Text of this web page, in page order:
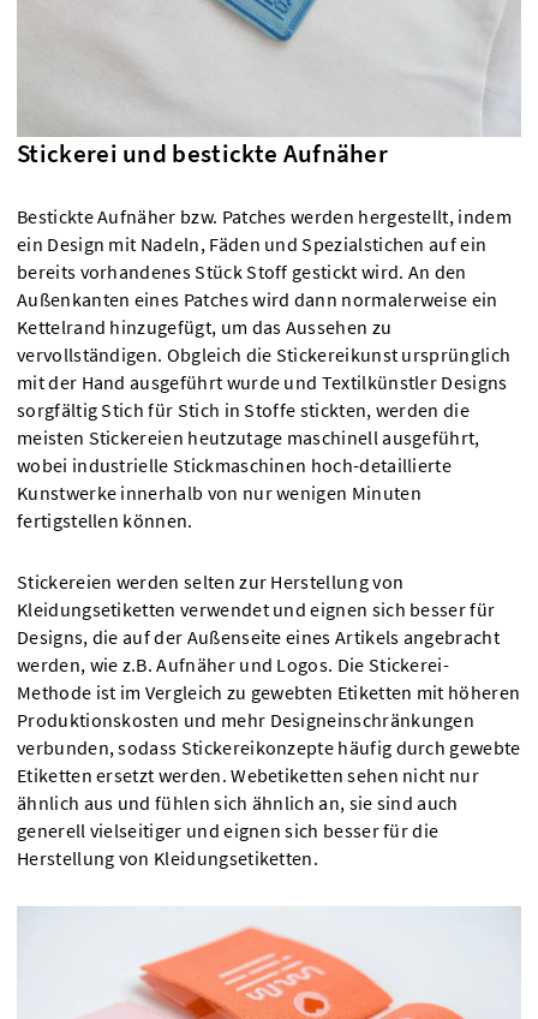
Stickerei und bestickte Aufnäher
Bestickte Aufnäher bzw. Patches werden hergestellt, indem
ein Design mit Nadeln, Fäden und Spezialstichen auf ein
bereits vorhandenes Stück Stoff gestickt wird. An den
Außenkanten eines Patches wird dann normalerweise ein
Kettelrand hinzugefügt, um das Aussehen zu
vervollständigen. Obgleich die Stickereikunst ursprünglich
mit der Hand ausgeführt wurde und Textilkünstler Designs
sorgfältig Stich für Stich in Stoffe stickten, werden die
meisten Stickereien heutzutage maschinell ausgeführt,
wobei industrielle Stickmaschinen hoch-detaillierte
Kunstwerke innerhalb von nur wenigen Minuten
fertigstellen können.
Stickereien werden selten zur Herstellung von
Kleidungsetiketten verwendet und eignen sich besser für
Designs, die auf der Außenseite eines Artikels angebracht
werden, wie z.B. Aufnäher und Logos. Die Stickerei-
Methode ist im Vergleich zu gewebten Etiketten mit höheren
Produktionskosten und mehr Designeinschränkungen
verbunden, sodass Stickereikonzepte häufig durch gewebte
Etiketten ersetzt werden. Webetiketten sehen nicht nur
ähnlich aus und fühlen sich ähnlich an, sie sind auch
generell vielseitiger und eignen sich besser für die
Herstellung von Kleidungsetiketten.